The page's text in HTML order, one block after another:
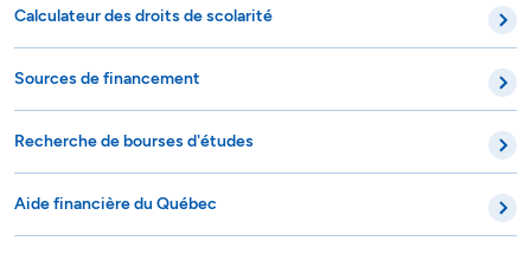
Calculateur des droits de scolarité
Sources de financement
Recherche de bourses d'études
Aide financière du Québec